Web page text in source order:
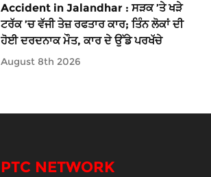
Accident in Jalandhar : ਸੜਕ ’ਤੇ ਖੜੇ
ਟਰੱਕ ’ਚ ਵੱਜੀ ਤੇਜ਼ ਰਫਤਾਰ ਕਾਰ; ਤਿੰਨ ਲੋਕਾਂ ਦੀ
ਹੋਈ ਦਰਦਨਾਕ ਮੌਤ, ਕਾਰ ਦੇ ਉੱਡੇ ਪਰਖੱਚੇ
August 8th 2026
PTC NETWORK